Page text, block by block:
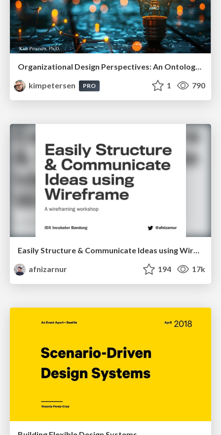
Organizational Design Perspectives: An Ontology of Organizational Design Elements
kimpetersen
PRO 1 790
Easily Structure & Communicate Ideas using Wireframe
afnizarnur
194 17k